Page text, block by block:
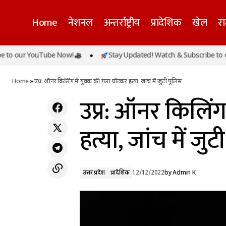
Home नेशनल अन्तर्राष्ट्रीय प्रादेशिक खेल
कांग्रेस नेता राजा पटैरिया के बिगड़े बोल- पीएम मोदी
Now! Stay Updated! Watch & Subscribe to our
Home»उप्र: ऑनर किलिंग में युवक की गला घोंटकर हत्या, जांच में जुटी पुलिस
उप्र: ऑनर
हत्या, जांच में
उत्तर प्रदेश प्रादेशिक 12/12/2022byAdmin K